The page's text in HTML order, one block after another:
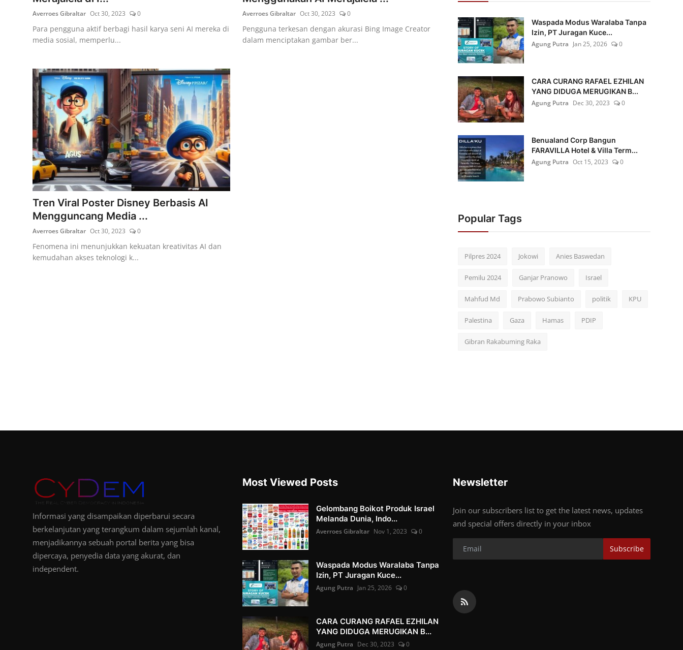
Averroes Gibraltar Oct 30, 2023 0
Para pengguna aktif berbagi hasil karya seni AI mereka di
media sosial, memperlu...
Averroes Gibraltar Oct 30, 2023 0
Pengguna terkesan dengan akurasi Bing Image Creator
dalam menciptakan gambar ber...
Tren Viral Poster Disney Berbasis AI
Mengguncang Media ...
Averroes Gibraltar Oct 30, 2023 0
Fenomena ini menunjukkan kekuatan kreativitas AI dan
kemudahan akses teknologi k...
Waspada Modus Waralaba Tanpa
Izin, PT Juragan Kuce...
Agung Putra Jan 25, 2026 0
CARA CURANG RAFAEL EZHILAN
YANG DIDUGA MERUGIKAN B...
Agung Putra Dec 30, 2023 0
Benualand Corp Bangun
FARAVILLA Hotel & Villa Term...
Agung Putra Oct 15, 2023 0
Popular Tags
Pilpres 2024 Jokowi Anies Baswedan
Pemilu 2024 Ganjar Pranowo Israel
Mahfud Md Prabowo Subianto politik KPU
Palestina Gaza Hamas PDIP
Gibran Rakabuming Raka
Informasi yang disampaikan diperbarui secara
berkelanjutan yang terangkum dalam sejumlah kanal,
menjadikannya sebuah portal berita yang bisa
dipercaya, penyedia data yang akurat, dan
independent.
Most Viewed Posts
Gelombang Boikot Produk Israel
Melanda Dunia, Indo...
Averroes Gibraltar Nov 1, 2023 0
Waspada Modus Waralaba Tanpa
Izin, PT Juragan Kuce...
Agung Putra Jan 25, 2026 0
CARA CURANG RAFAEL EZHILAN
YANG DIDUGA MERUGIKAN B...
Agung Putra Dec 30, 2023 0
Newsletter
Join our subscribers list to get the latest news, updates
and special offers directly in your inbox
Subscribe